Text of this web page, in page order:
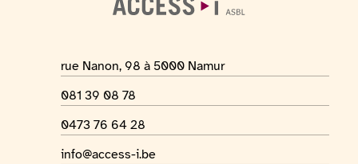
Adres van de locatie
rue Nanon, 98 à 5000 Namur
Telefoonnummer
081 39 08 78
Whatsapp-nummer
0473 76 64 28
E-mailadres
info@access-i.be